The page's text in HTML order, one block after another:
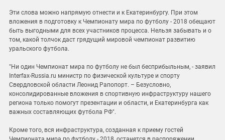
Эти слова можно напрямую отнести и к Екатеринбургу. При этом
вложения в подготовку к Чемпионату мира по футболу - 2018 обещают
быть выгодными для всех участников процесса. Нельзя забывать и о
том, какой толчок даст грядущий мировой чемпионат развитию
уральского футбола.
"Ни один Чемпионат мира по футболу не был бесприбыльным, - заявил
Interfax-Russia.ru министр по физической культуре и спорту
Свердловской области Леонид Рапопорт. – Безусловно,
консолидированные вложения в спортивную инфраструктуру нашего
региона только помогут презентации и области, и Екатеринбурга как
важных составляющих футбола РФ".
Кроме того, вся инфраструктура, созданная к приему гостей